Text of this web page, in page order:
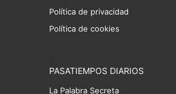
Política de privacidad
Política de cookies
PASATIEMPOS DIARIOS
La Palabra Secreta